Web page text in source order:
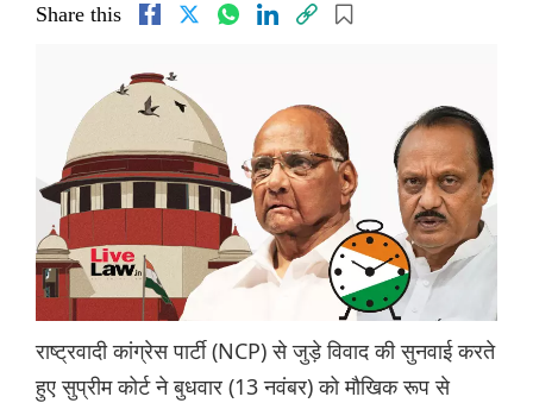
Share this
राष्ट्रवादी कांग्रेस पार्टी (NCP) से जुड़े विवाद की सुनवाई करते
हुए सुप्रीम कोर्ट ने बुधवार (13 नवंबर) को मौखिक रूप से